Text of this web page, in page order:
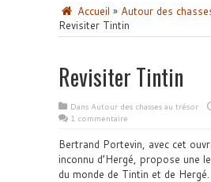
Accueil » Autour des
Revisiter Tintin
Revisiter Tintin
Dans Autour des chasses au trésor
1 commentaire
Bertrand Portevin, avec cet
inconnu d’Hergé, propose une
du monde de Tintin et de Hergé.